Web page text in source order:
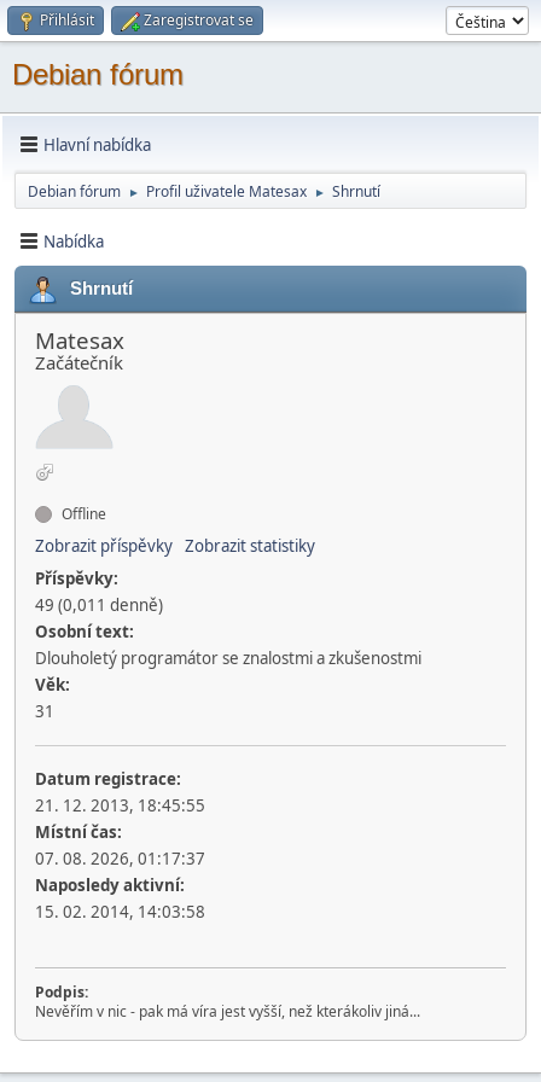
Přihlásit Zaregistrovat se
Debian fórum
Hlavní nabídka
Debian fórum ► Profil uživatele Matesax ► Shrnutí
Nabídka
Shrnutí
Matesax
Začátečník
Offline
Zobrazit příspěvky Zobrazit statistiky
Příspěvky:
49 (0,011 denně)
Osobní text:
Dlouholetý programátor se znalostmi a zkušenostmi
Věk:
31
Datum registrace:
21. 12. 2013, 18:45:55
Místní čas:
07. 08. 2026, 01:17:37
Naposledy aktivní:
15. 02. 2014, 14:03:58
Podpis:
Nevěřím v nic - pak má víra jest vyšší, než kterákoliv jiná...